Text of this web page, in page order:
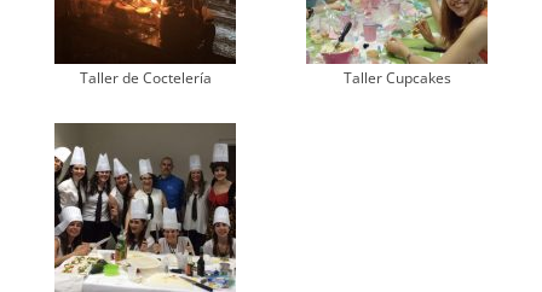
Taller de Coctelería Taller Cupcakes